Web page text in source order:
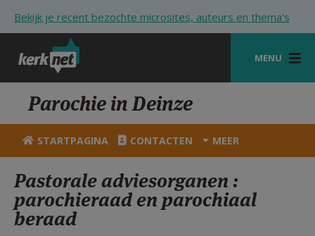
Bekijk je recent bezochte microsites, auteurs en thema's
MENU
STARTPAGINA
KERK
VIERINGEN
SHOP
ZOEKEN
Parochie in Deinze
STARTPAGINA CONTACTEN MEER
Pastorale adviesorganen :
parochieraad en parochiaal
beraad